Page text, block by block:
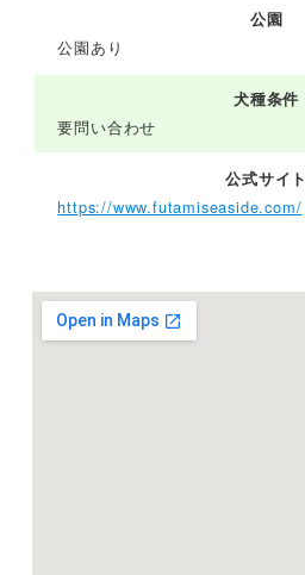
公園
公園あり
犬種条件
要問い合わせ
公式サイト
https://www.futamiseaside.com/